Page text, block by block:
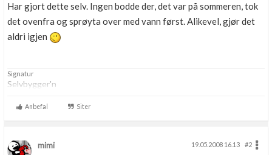
Har gjort dette selv. Ingen bodde der, det var på sommeren, tok
det ovenfra og sprøyta over med vann først. Alikevel, gjør det
aldri igjen
Signatur
Selvbygger'n
Anbefal Siter
mimi 19.05.2008 16.13
#2